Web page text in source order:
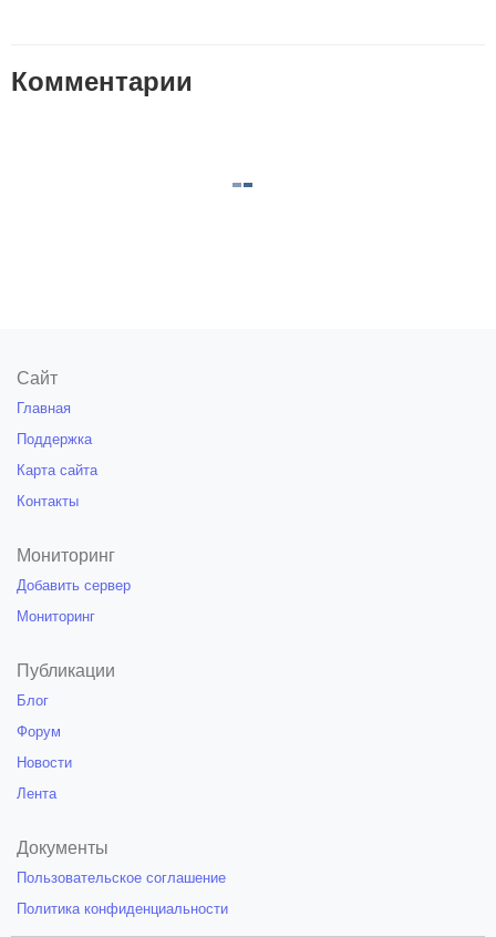
Комментарии
Сайт
Главная
Поддержка
Карта сайта
Контакты
Мониторинг
Добавить сервер
Мониторинг
Публикации
Блог
Форум
Новости
Лента
Документы
Пользовательское соглашение
Политика конфиденциальности